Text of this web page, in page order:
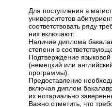
Для поступления в
университетов
соответствовать ряду
них включают:
Наличие диплома
степени в
Подтверждение
(немецкий или
программы).
Предоставление
включая диплом
их нотариально
Важно отметить, что